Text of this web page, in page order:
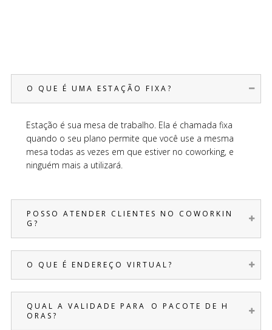
O Q U E É U M A E S T A Ç Ã O F I X A ?
Estação é sua mesa de trabalho. Ela é chamada fixa
quando o seu plano permite que você use a mesma
mesa todas as vezes em que estiver no coworking, e
ninguém mais a utilizará.
P O S S O A T E N D E R C L I E N T E S N O C O W O R K I N
G ?
O Q U E É E N D E R E Ç O V I R T U A L ?
Q U A L A V A L I D A D E P A R A O P A C O T E D E H
O R A S ?